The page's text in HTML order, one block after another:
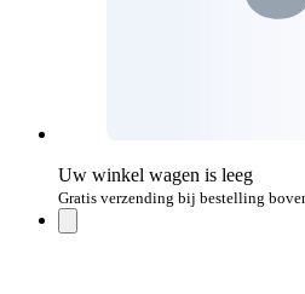
Uw winkel wagen is leeg
Gratis verzending bij bestelling